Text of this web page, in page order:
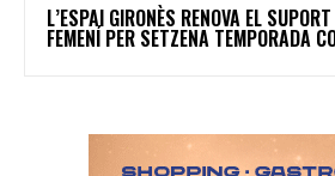
L’ESPAI GIRONÈS RENOVA EL
FEMENÍ PER SETZENA TEMPORADA